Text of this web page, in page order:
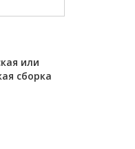
или
сборка